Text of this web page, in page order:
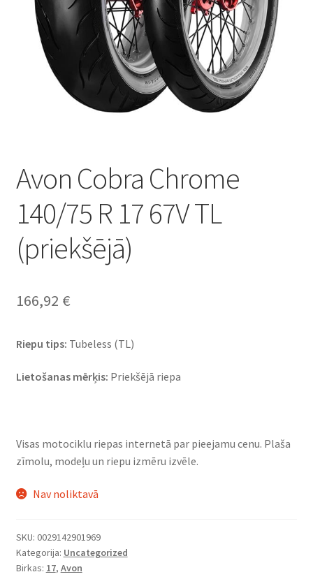
Avon Cobra Chrome
140/75 R 17 67V TL
(priekšējā)
166,92 €
Riepu tips: Tubeless (TL)
Lietošanas mērķis: Priekšējā riepa
Visas motociklu riepas internetā par pieejamu cenu. Plaša
zīmolu, modeļu un riepu izmēru izvēle.
Nav noliktavā
SKU: 0029142901969
Kategorija: Uncategorized
Birkas: 17, Avon